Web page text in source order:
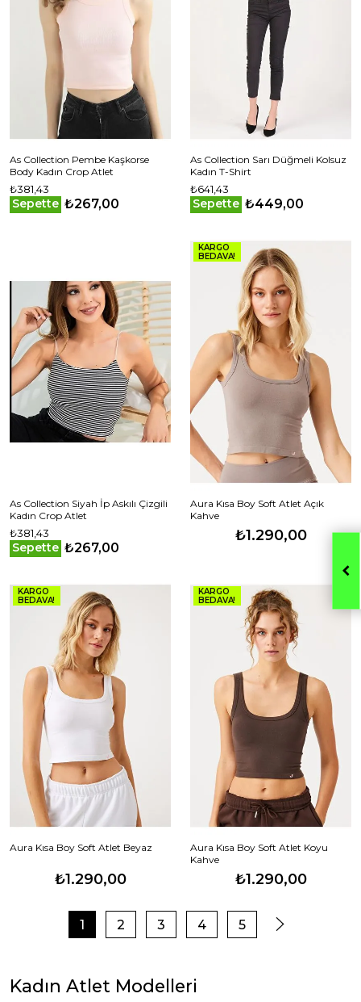
As Collection Pembe Kaşkorse
Body Kadın Crop Atlet
₺381,43
Sepette ₺267,00
As Collection Sarı Düğmeli Kolsuz
Kadın T-Shirt
₺641,43
Sepette ₺449,00
As Collection Siyah İp Askılı Çizgili
Kadın Crop Atlet
₺381,43
Sepette ₺267,00
KARGO
BEDAVA!
Aura Kısa Boy Soft Atlet Açık
Kahve
₺1.290,00
KARGO
BEDAVA!
Aura Kısa Boy Soft Atlet Beyaz
₺1.290,00
KARGO
BEDAVA!
Aura Kısa Boy Soft Atlet Koyu
Kahve
₺1.290,00
1 2 3 4 5
Kadın Atlet Modelleri